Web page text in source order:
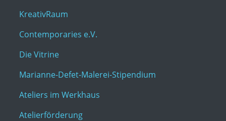
KreativRaum
Contemporaries e.V.
Die Vitrine
Marianne-Defet-Malerei-Stipendium
Ateliers im Werkhaus
Atelierförderung